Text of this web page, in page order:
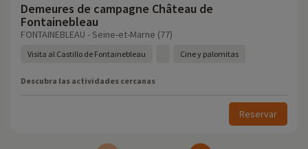
Demeures de campagne Château de
Fontainebleau
FONTAINEBLEAU - Seine-et-Marne (77)
Visita al Castillo de Fontainebleau Cine y palomitas
Descubra las actividades cercanas
Reservar